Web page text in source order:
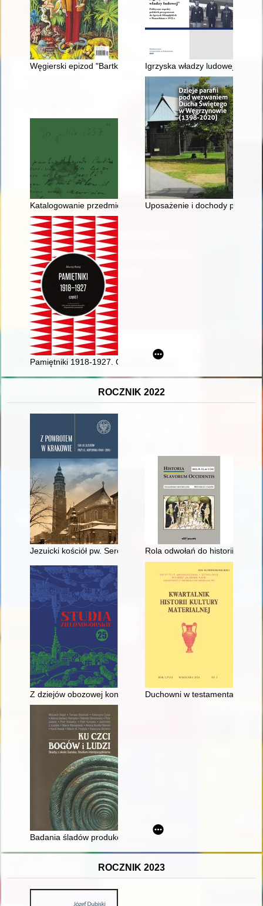
Węgierski epizod "Bartka" Igrzyska władzy ludowej" :
Katalogowanie przedmiotowe publikacji z zakresu historii z
Uposażenie i dochody
Pamiętniki 1918-1927. Cz. 1
ROCZNIK 2022
Jezuicki kościół pw. Serca Pana Jezusa w Krakowie
Rola odwołań do historii w
Z dziejów obozowej konspiracji Oflagu II C Woldenberg w
Duchowni w testamentach
Badania śladów produkcji i używania przedmiotów
ROCZNIK 2023